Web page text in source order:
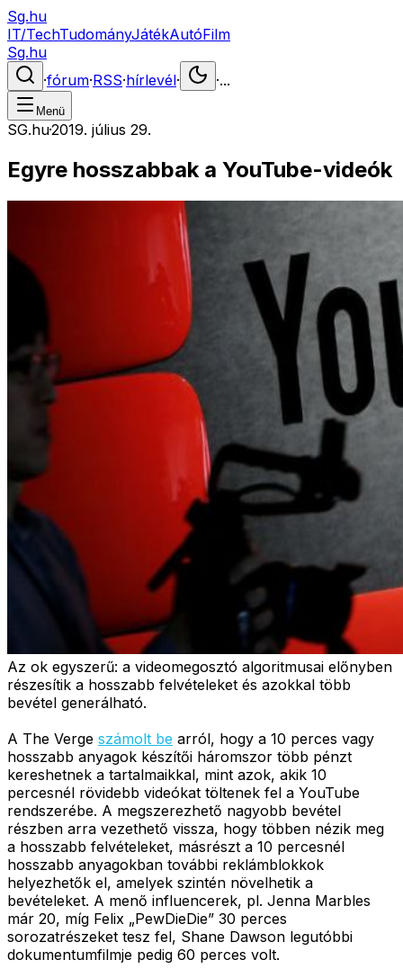
Sg.hu
IT/TechTudományJátékAutóFilm
Sg.hu
·fórum·RSS·hírlevél· ·...
Menü
SG.hu·2019. július 29.
Egyre hosszabbak a YouTube-videók
Az ok egyszerű: a videomegosztó algoritmusai előnyben
részesítik a hosszabb felvételeket és azokkal több
bevétel generálható.
A The Verge számolt be arról, hogy a 10 perces vagy
hosszabb anyagok készítői háromszor több pénzt
kereshetnek a tartalmaikkal, mint azok, akik 10
percesnél rövidebb videókat töltenek fel a YouTube
rendszerébe. A megszerezhető nagyobb bevétel
részben arra vezethető vissza, hogy többen nézik meg
a hosszabb felvételeket, másrészt a 10 percesnél
hosszabb anyagokban további reklámblokkok
helyezhetők el, amelyek szintén növelhetik a
bevételeket. A menő influencerek, pl. Jenna Marbles
már 20, míg Felix „PewDieDie” 30 perces
sorozatrészeket tesz fel, Shane Dawson legutóbbi
dokumentumfilmje pedig 60 perces volt.